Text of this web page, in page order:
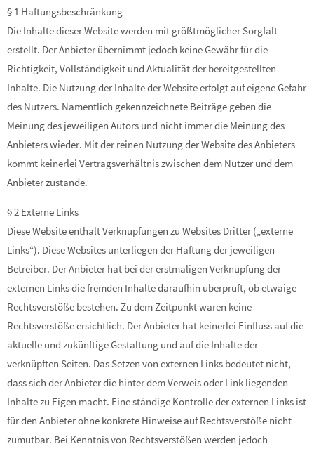
§ 1 Haftungsbeschränkung
Die Inhalte dieser Website werden mit größtmöglicher Sorgfalt
erstellt. Der Anbieter übernimmt jedoch keine Gewähr für die
Richtigkeit, Vollständigkeit und Aktualität der bereitgestellten
Inhalte. Die Nutzung der Inhalte der Website erfolgt auf eigene Gefahr
des Nutzers. Namentlich gekennzeichnete Beiträge geben die
Meinung des jeweiligen Autors und nicht immer die Meinung des
Anbieters wieder. Mit der reinen Nutzung der Website des Anbieters
kommt keinerlei Vertragsverhältnis zwischen dem Nutzer und dem
Anbieter zustande.
§ 2 Externe Links
Diese Website enthält Verknüpfungen zu Websites Dritter („externe
Links“). Diese Websites unterliegen der Haftung der jeweiligen
Betreiber. Der Anbieter hat bei der erstmaligen Verknüpfung der
externen Links die fremden Inhalte daraufhin überprüft, ob etwaige
Rechtsverstöße bestehen. Zu dem Zeitpunkt waren keine
Rechtsverstöße ersichtlich. Der Anbieter hat keinerlei Einfluss auf die
aktuelle und zukünftige Gestaltung und auf die Inhalte der
verknüpften Seiten. Das Setzen von externen Links bedeutet nicht,
dass sich der Anbieter die hinter dem Verweis oder Link liegenden
Inhalte zu Eigen macht. Eine ständige Kontrolle der externen Links ist
für den Anbieter ohne konkrete Hinweise auf Rechtsverstöße nicht
zumutbar. Bei Kenntnis von Rechtsverstößen werden jedoch